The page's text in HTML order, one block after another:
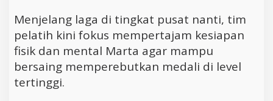
Menjelang laga di tingkat pusat nanti, tim
pelatih kini fokus mempertajam kesiapan
fisik dan mental Marta agar mampu
bersaing memperebutkan medali di level
tertinggi.